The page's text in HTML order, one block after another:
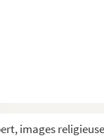
images